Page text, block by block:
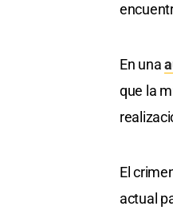
En una
que la
El
actual